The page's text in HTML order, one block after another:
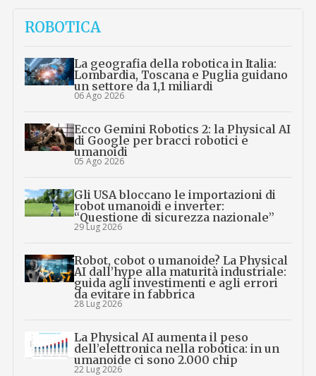
ROBOTICA
La geografia della robotica in Italia:
Lombardia, Toscana e Puglia guidano
un settore da 1,1 miliardi
06 Ago 2026
Ecco Gemini Robotics 2: la Physical AI
di Google per bracci robotici e
umanoidi
05 Ago 2026
Gli USA bloccano le importazioni di
robot umanoidi e inverter:
“Questione di sicurezza nazionale”
29 Lug 2026
Robot, cobot o umanoide? La Physical
AI dall’hype alla maturità industriale:
guida agli investimenti e agli errori
da evitare in fabbrica
28 Lug 2026
La Physical AI aumenta il peso
dell’elettronica nella robotica: in un
umanoide ci sono 2.000 chip
22 Lug 2026